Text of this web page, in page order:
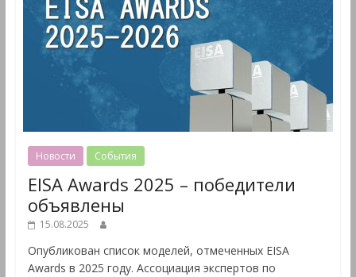
Новости События
EISA Awards 2025 – победители
объявлены
15.08.2025
Опубликован список моделей, отмеченных EISA
Awards в 2025 году. Ассоциация экспертов по